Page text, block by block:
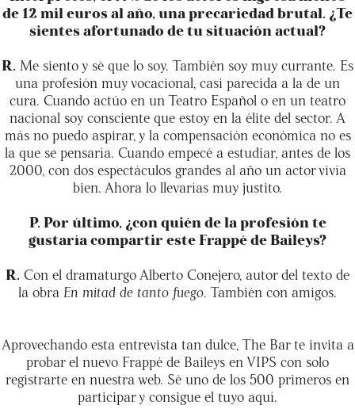
de 12 mil euros al año, una precariedad brutal. ¿Te
sientes afortunado de tu situación actual?
R. Me siento y sé que lo soy. También soy muy currante. Es
una profesión muy vocacional, casi parecida a la de un
cura. Cuando actúo en un Teatro Español o en un teatro
nacional soy consciente que estoy en la élite del sector. A
más no puedo aspirar, y la compensación económica no es
la que se pensaría. Cuando empecé a estudiar, antes de los
2000, con dos espectáculos grandes al año un actor vivía
bien. Ahora lo llevarías muy justito.
P. Por último, ¿con quién de la profesión te
gustaría compartir este Frappé de Baileys?
R. Con el dramaturgo Alberto Conejero, autor del texto de
la obra En mitad de tanto fuego. También con amigos.
Aprovechando esta entrevista tan dulce, The Bar te invita a
probar el nuevo Frappé de Baileys en VIPS con solo
registrarte en nuestra web. Sé uno de los 500 primeros en
participar y consigue el tuyo aquí.